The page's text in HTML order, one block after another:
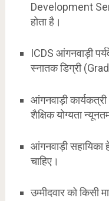
Development
होता है।
ICDS आंगनवाड़ी
स्नातक डिग्री
आंगनवाड़ी
शैक्षिक योग्यता
आंगनवाड़ी सहायिका
चाहिए।
उम्मीदवार को किसी